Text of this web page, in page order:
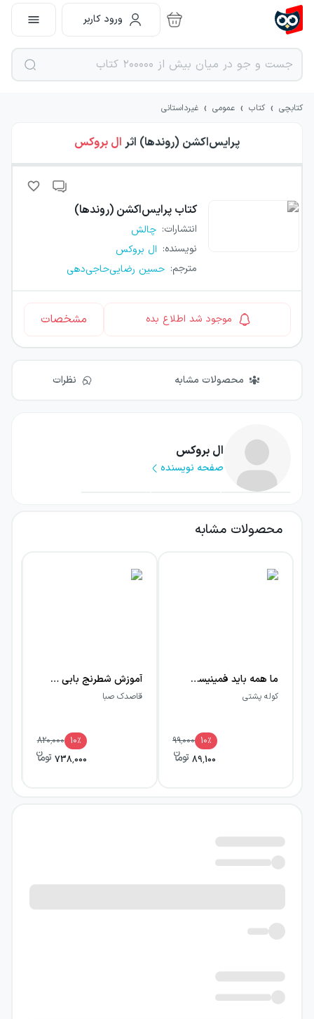
ورود کاربر
کتابچی › کتاب › عمومی › غیرداستانی
پرایس‌اکشن (روندها) اثر ال بروکس
کتاب پرایس‌اکشن (روندها)
انتشارات: چالش
نویسنده: ال بروکس
مترجم: حسین رضایی‌حاجی‌دهی
موجود شد اطلاع بده مشخصات
محصولات مشابه نظرات
ال بروکس
صفحه نویسنده
محصولات مشابه
ما همه باید فمینیست باشیم
کوله پشتی
99,000 10٪
89,100
آموزش شطرنج بابی فیشر
قاصدک صبا
820,000 10٪
738,000